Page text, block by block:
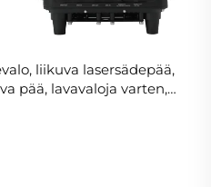
liikuva laser­säde­pää,
pää, lavavaloja varten,